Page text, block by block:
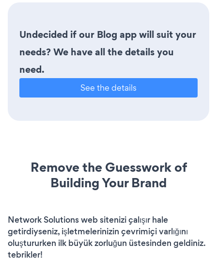
Undecided if our Blog app will suit your
needs? We have all the details you
need.
See the details
Remove the Guesswork of
Building Your Brand
Network Solutions web sitenizi çalışır hale
getirdiyseniz, işletmelerinizin çevrimiçi varlığını
oluştururken ilk büyük zorluğun üstesinden geldiniz.
tebrikler!